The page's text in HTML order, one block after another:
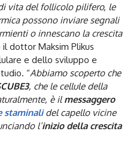
vita del follicolo pilifero, le
possono inviare segnali
o innescano la crescita
il dottor Maksim Plikus
e dello sviluppo e
“Abbiamo scoperto che
, che le cellule della
è ilmessaggero
staminalidel capello vicine
l’inizio della crescita